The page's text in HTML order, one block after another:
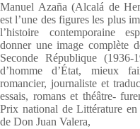
Manuel Azaña (Alcalá de
est l’une des figures les plus
l’histoire contemporaine
donner une image complète
Seconde République
d’homme d’État, mieux
romancier, journaliste et
essais, romans et théâtre-
Prix national de Littérature
de Don Juan Valera,